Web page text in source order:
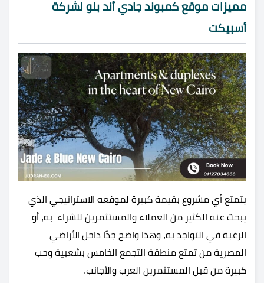
مميزات موقع كمبوند جادي أند بلو لشركة
أسبيكت
يتمتع أي مشروع بقيمة كبيرة لموقعه الاستراتيجي الذي
يبحث عنه الكثير من العملاء والمستثمرين للشراء به، أو
الرغبة في التواجد به، وهذا واضح جدًا داخل الأراضي
المصرية من تمتع منطقة التجمع الخامس بشعبية وحب
كبيرة من قبل المستثمرين العرب والأجانب.